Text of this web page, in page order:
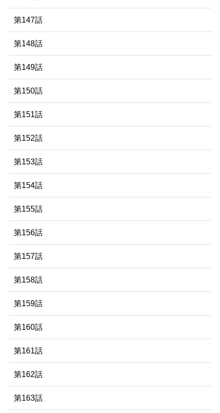
第147話
第148話
第149話
第150話
第151話
第152話
第153話
第154話
第155話
第156話
第157話
第158話
第159話
第160話
第161話
第162話
第163話